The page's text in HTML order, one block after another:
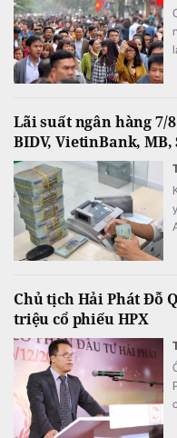
Lãi suất ngân hàng 7/
BIDV, VietinBank,
Chủ tịch Hải Phát Đỗ
triệu cổ phiếu HPX